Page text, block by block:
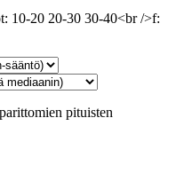
10-20 20-30 30-40<br />f:
pituisten